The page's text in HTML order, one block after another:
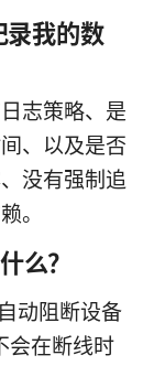
录我的数
志策略、是
、以及是否
没有强制追
。
么？
动阻断设备
会在断线时